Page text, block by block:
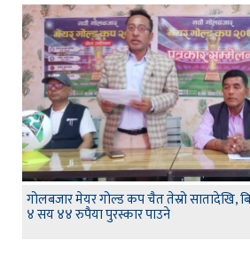
गोलबजार मेयर गोल्ड कप चैत तेस्रो सातादेखि,
४ सय ४४ रुपैया पुरस्कार पाउने